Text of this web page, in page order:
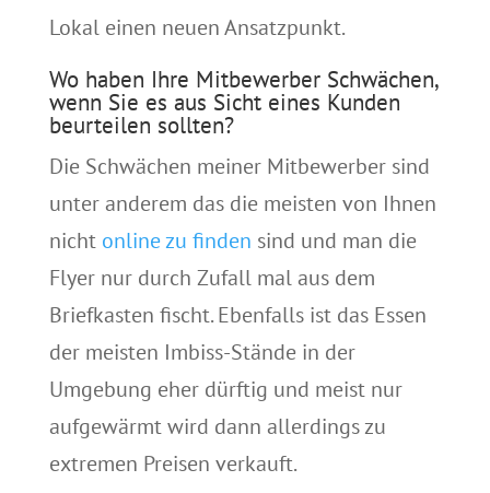
Lokal einen neuen Ansatzpunkt.
Wo haben Ihre Mitbewerber Schwächen,
wenn Sie es aus Sicht eines Kunden
beurteilen sollten?
Die Schwächen meiner Mitbewerber sind
unter anderem das die meisten von Ihnen
nicht online zu finden sind und man die
Flyer nur durch Zufall mal aus dem
Briefkasten fischt. Ebenfalls ist das Essen
der meisten Imbiss-Stände in der
Umgebung eher dürftig und meist nur
aufgewärmt wird dann allerdings zu
extremen Preisen verkauft.